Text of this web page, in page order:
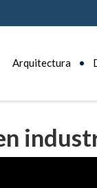
Arquitectura